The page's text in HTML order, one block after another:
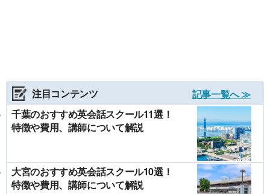
注目コンテンツ
記事一覧へ ≫
千葉のおすすめ英会話スクール11選！
特徴や費用、講師について解説
大宮のおすすめ英会話スクール10選！
特徴や費用、講師について解説